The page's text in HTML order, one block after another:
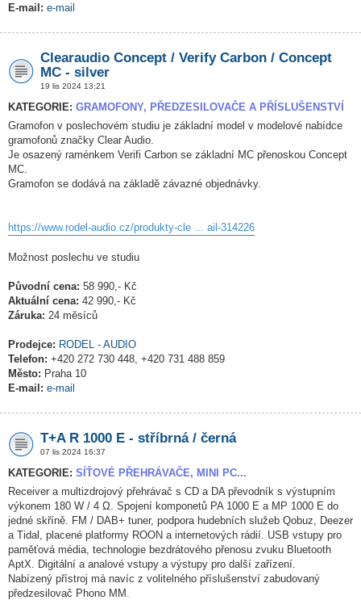
E-mail: e-mail
Clearaudio Concept / Verify Carbon / Concept
MC - silver
19 lis 2024 13:21
KATEGORIE: GRAMOFONY, PŘEDZESILOVAČE A PŘÍSLUŠENSTVÍ
Gramofon v poslechovém studiu je základní model v modelové nabídce
gramofonů značky Clear Audio.
Je osazený raménkem Verifi Carbon se základní MC přenoskou Concept
MC.
Gramofon se dodává na základě závazné objednávky.
https://www.rodel-audio.cz/produkty-cle ... ail-314226
Možnost poslechu ve studiu
Původní cena: 58 990,- Kč
Aktuální cena: 42 990,- Kč
Záruka: 24 měsíců
Prodejce: RODEL - AUDIO
Telefon: +420 272 730 448, +420 731 488 859
Město: Praha 10
E-mail: e-mail
T+A R 1000 E - stříbrná / černá
07 lis 2024 16:37
KATEGORIE: SÍŤOVÉ PŘEHRÁVAČE, MINI PC...
Receiver a multizdrojový přehrávač s CD a DA převodník s výstupním
výkonem 180 W / 4 Ω. Spojení komponetů PA 1000 E a MP 1000 E do
jedné skříně. FM / DAB+ tuner, podpora hudebních služeb Qobuz, Deezer
a Tidal, placené platformy ROON a internetových rádií. USB vstupy pro
paměťová média, technologie bezdrátového přenosu zvuku Bluetooth
AptX. Digitální a analové vstupy a výstupy pro další zařízení.
Nabízený přístroj má navíc z volitelného příslušenství zabudovaný
předzesilovač Phono MM.